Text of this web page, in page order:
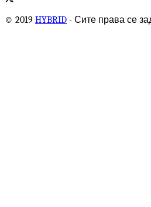
© 2019 HYBRID - Сите права се